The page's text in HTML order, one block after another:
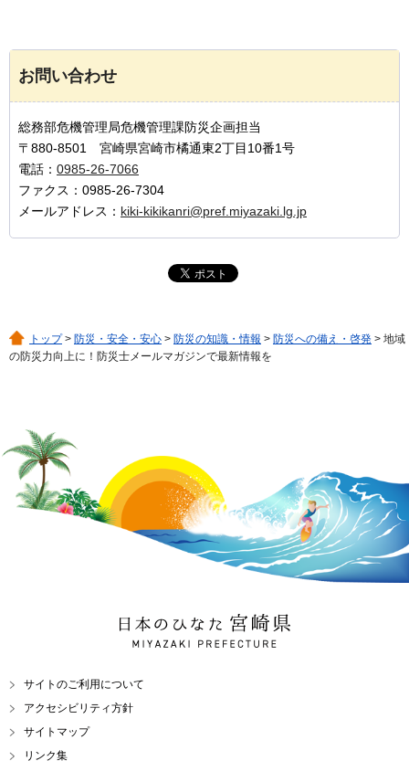
お問い合わせ
総務部危機管理局危機管理課防災企画担当
〒880-8501 宮崎県宮崎市橘通東2丁目10番1号
電話： 0985-26-7066
ファクス：0985-26-7304
メールアドレス： kiki-kikikanri@pref.miyazaki.lg.jp
トップ> 防災・安全・安心 > 防災の知識・情報 > 防災への備え・啓発 > 地域
の防災力向上に！防災士メールマガジンで最新情報を
日本のひなた 宮崎県
MIYAZAKI PREFECTURE
サイトのご利用について
アクセシビリティ方針
サイトマップ
リンク集